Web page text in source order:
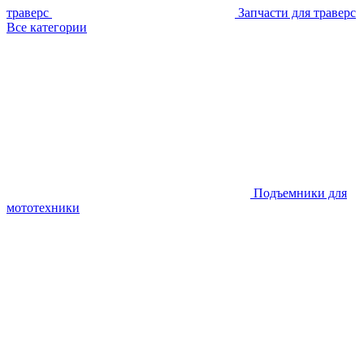
траверс
Запчасти для траверс
Все категории
Подъемники для
мототехники